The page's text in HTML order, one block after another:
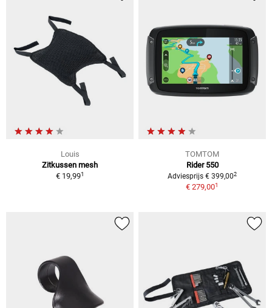
Louis
Zitkussen mesh
€ 19,991
TOMTOM
Rider 550
Adviesprijs € 399,002
€ 279,001